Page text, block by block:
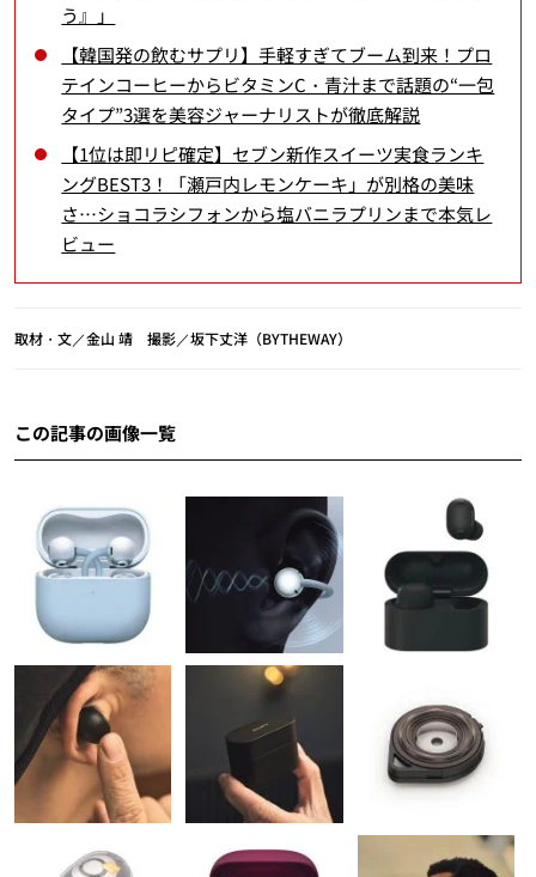
う』」
【韓国発の飲むサプリ】手軽すぎてブーム到来！プロ
テインコーヒーからビタミンC・青汁まで話題の“一包
タイプ”3選を美容ジャーナリストが徹底解説
【1位は即リピ確定】セブン新作スイーツ実食ランキ
ングBEST3！「瀬戸内レモンケーキ」が別格の美味
さ…ショコラシフォンから塩バニラプリンまで本気レ
ビュー
取材・文／金山 靖 撮影／坂下丈洋（BYTHEWAY）
この記事の画像一覧